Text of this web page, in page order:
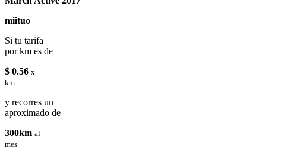
miituo
Si tu tarifa
por km es de
$ 0.56 x
km
y recorres un
aproximado de
300km al
mes